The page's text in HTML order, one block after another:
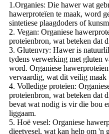
1.Organies: Die hawer wat
hawerproteïen te maak, word
sintetiese plaagdoders of
2. Vegan: Organiese
proteïenbron, wat beteken dat
3. Glutenvry: Hawer is
tydens verwerking met gluten
word. Organiese
vervaardig, wat dit veilig maak
4. Volledige proteïen:
proteïenbron, wat beteken dat
bevat wat nodig is vir die bou
liggaam.
5. Hoë vesel: Organiese
dieetvesel, wat kan help om 'n